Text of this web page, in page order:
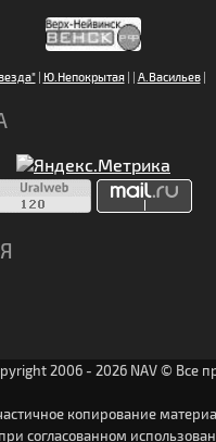
| Ю.Непокрытая| | А.Васильев|
2006 - 2026 NAV © Все
копирование
согласованном